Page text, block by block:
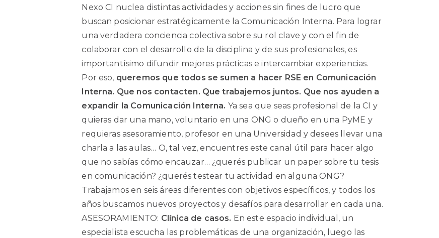
Nexo CI nuclea distintas actividades y acciones sin fines de lucro que
buscan posicionar estratégicamente la Comunicación Interna. Para lograr
una verdadera conciencia colectiva sobre su rol clave y con el fin de
colaborar con el desarrollo de la disciplina y de sus profesionales, es
importantísimo difundir mejores prácticas e intercambiar experiencias.
Por eso, queremos que todos se sumen a hacer RSE en Comunicación
Interna. Que nos contacten. Que trabajemos juntos. Que nos ayuden a
expandir la Comunicación Interna. Ya sea que seas profesional de la CI y
quieras dar una mano, voluntario en una ONG o dueño en una PyME y
requieras asesoramiento, profesor en una Universidad y desees llevar una
charla a las aulas… O, tal vez, encuentres este canal útil para hacer algo
que no sabías cómo encauzar… ¿querés publicar un paper sobre tu tesis
en comunicación? ¿querés testear tu actividad en alguna ONG?
Trabajamos en seis áreas diferentes con objetivos específicos, y todos los
años buscamos nuevos proyectos y desafíos para desarrollar en cada una.
ASESORAMIENTO: Clínica de casos. En este espacio individual, un
especialista escucha las problemáticas de una organización, luego las